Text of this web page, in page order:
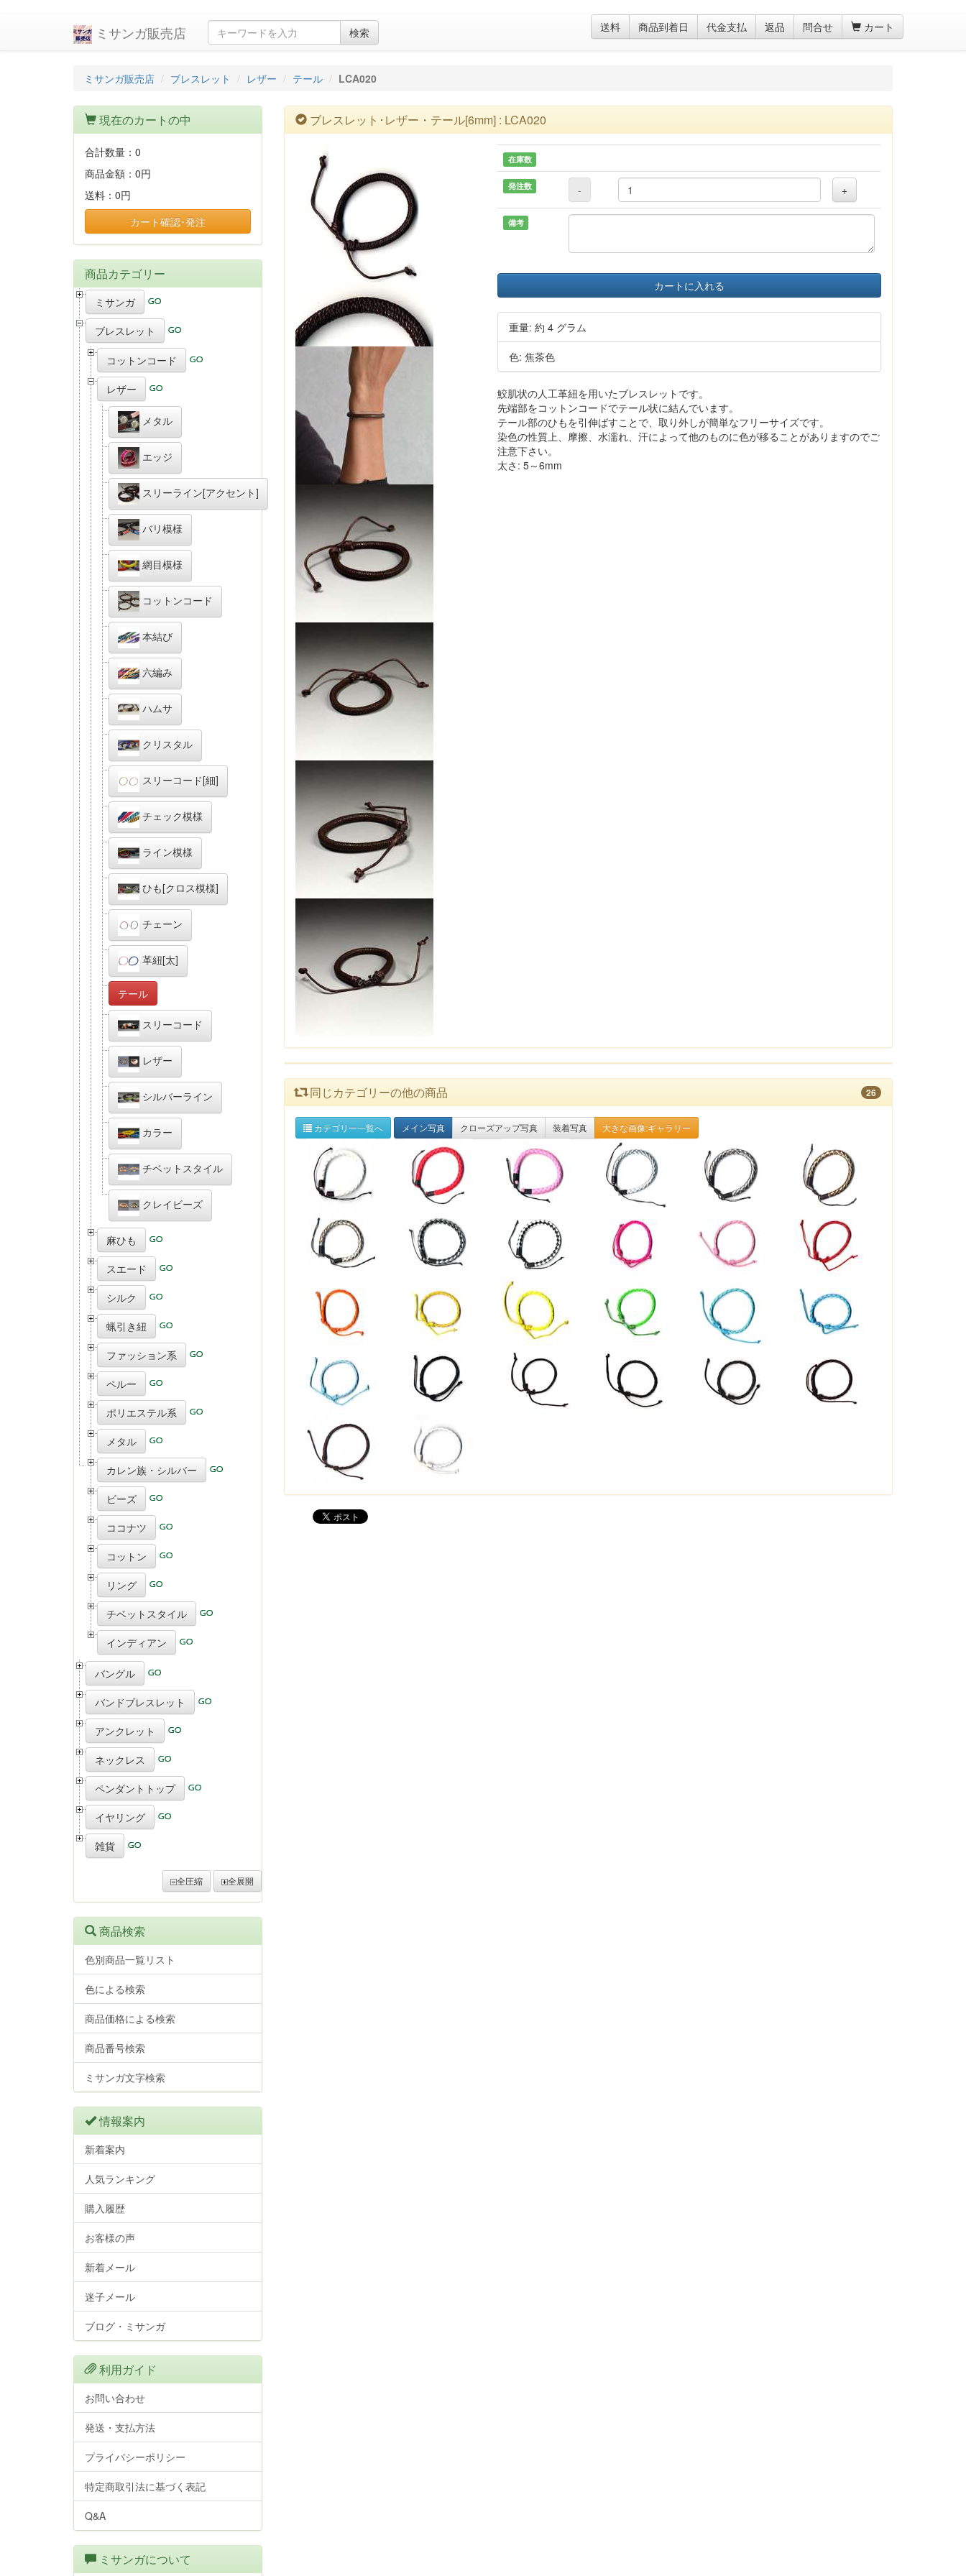
ミサンガ販売店 検索 送料 商品到着日 代金支払 返品 問合せ カート
ミサンガ販売店 ブレスレット レザー テール LCA020
ブレスレット･レザー・テール[6mm] : LCA020
在庫数
発注数 - +
備考
カートに入れる
重量: 約 4 グラム
色: 焦茶色
鮫肌状の人工革紐を用いたブレスレットです。
先端部をコットンコードでテール状に結んでいます。
テール部のひもを引伸ばすことで、取り外しが簡単なフリーサイズです。
染色の性質上、摩擦、水濡れ、汗によって他のものに色が移ることがありますのでご
注意下さい。
太さ: 5～6mm
同じカテゴリーの他の商品 26
カテゴリー一覧へ メイン写真 クローズアップ写真 装着写真 大きな画像:ギャラリー
現在のカートの中
合計数量： 0
商品金額： 0円
送料： 0円
カート確認･発注
商品カテゴリー
ミサンガ
ブレスレット
コットンコード
レザー
メタル
エッジ
スリーライン[アクセント]
バリ模様
網目模様
コットンコード
本結び
六編み
ハムサ
クリスタル
スリーコード[細]
チェック模様
ライン模様
ひも[クロス模様]
チェーン
革紐[太]
テール
スリーコード
レザー
シルバーライン
カラー
チベットスタイル
クレイビーズ
麻ひも
スエード
シルク
蝋引き紐
ファッション系
ペルー
ポリエステル系
メタル
カレン族・シルバー
ビーズ
ココナツ
コットン
リング
チベットスタイル
インディアン
バングル
バンドブレスレット
アンクレット
ネックレス
ペンダントトップ
イヤリング
雑貨
全圧縮 全展開
商品検索
色別商品一覧リスト
色による検索
商品価格による検索
商品番号検索
ミサンガ文字検索
情報案内
新着案内
人気ランキング
購入履歴
お客様の声
新着メール
迷子メール
ブログ・ミサンガ
利用ガイド
お問い合わせ
発送・支払方法
プライバシーポリシー
特定商取引法に基づく表記
Q&A
ミサンガについて